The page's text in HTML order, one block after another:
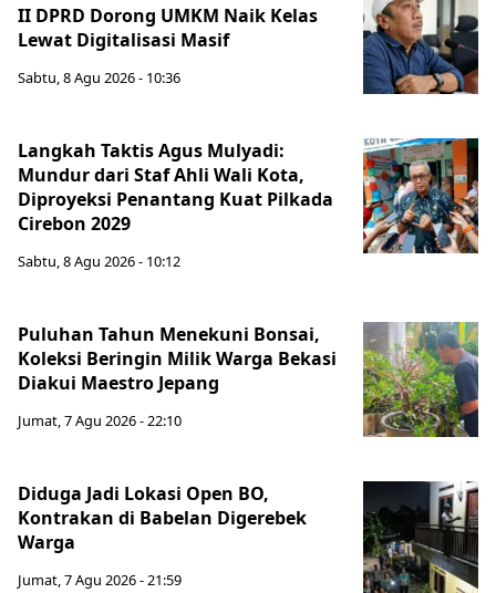
II DPRD Dorong UMKM Naik Kelas
Lewat Digitalisasi Masif
Sabtu, 8 Agu 2026 - 10:36
Langkah Taktis Agus Mulyadi:
Mundur dari Staf Ahli Wali Kota,
Diproyeksi Penantang Kuat Pilkada
Cirebon 2029
Sabtu, 8 Agu 2026 - 10:12
Puluhan Tahun Menekuni Bonsai,
Koleksi Beringin Milik Warga Bekasi
Diakui Maestro Jepang
Jumat, 7 Agu 2026 - 22:10
Diduga Jadi Lokasi Open BO,
Kontrakan di Babelan Digerebek
Warga
Jumat, 7 Agu 2026 - 21:59